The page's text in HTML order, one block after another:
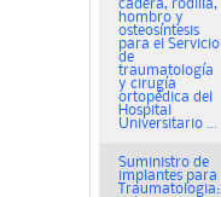
cadera, rodilla,
hombro y
osteosíntesis
para el Servicio
de
traumatología
y cirugía
ortopédica del
Hospital
Universitario ...
Suministro de
implantes para
Traumatologia: